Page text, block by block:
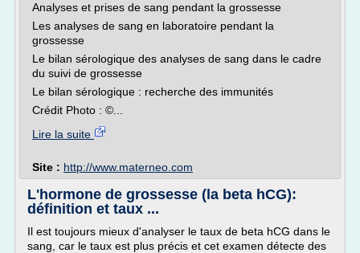
Analyses et prises de sang pendant la grossesse
Les analyses de sang en laboratoire pendant la
grossesse
Le bilan sérologique des analyses de sang dans le cadre
du suivi de grossesse
Le bilan sérologique : recherche des immunités
Crédit Photo : ©...
Lire la suite
Site : http://www.materneo.com
L'hormone de grossesse (la beta hCG):
définition et taux ...
Il est toujours mieux d'analyser le taux de beta hCG dans le
sang, car le taux est plus précis et cet examen détecte des